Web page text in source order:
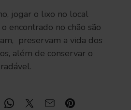
jogar o lixo no local
encontrado no chão são
preservam a vida dos
além de conservar o